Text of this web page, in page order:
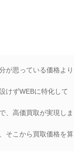
が思っている価格より
けずWEBに特化して
、高価買取が実現しま
そこから買取価格を算